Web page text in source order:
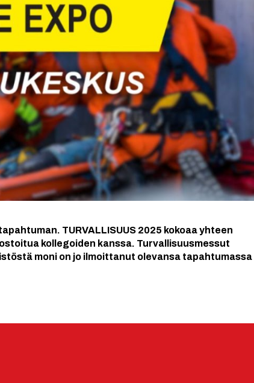
TURVALLISUUS 2025 kokoaa yhteen
kollegoiden kanssa. Turvallisuusmessut
moni on jo ilmoittanut olevansa tapahtumassa